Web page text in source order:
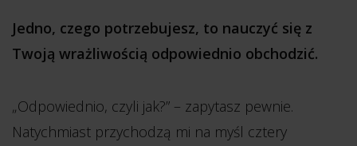
Jedno, czego potrzebujesz, to nauczyć się z
Twoją wrażliwością odpowiednio obchodzić.
„Odpowiednio, czyli jak?” – zapytasz pewnie.
Natychmiast przychodzą mi na myśl cztery